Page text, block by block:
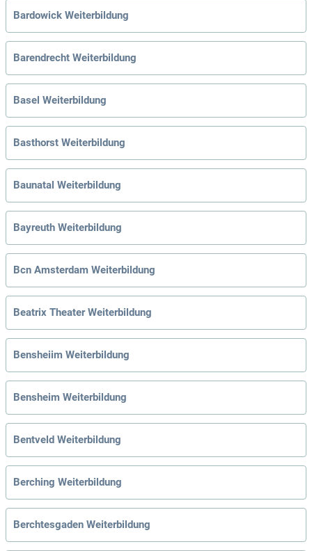
Bardowick Weiterbildung
Barendrecht Weiterbildung
Basel Weiterbildung
Basthorst Weiterbildung
Baunatal Weiterbildung
Bayreuth Weiterbildung
Bcn Amsterdam Weiterbildung
Beatrix Theater Weiterbildung
Bensheiim Weiterbildung
Bensheim Weiterbildung
Bentveld Weiterbildung
Berching Weiterbildung
Berchtesgaden Weiterbildung